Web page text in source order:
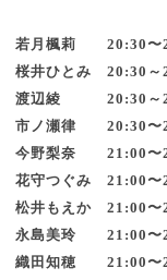
若月楓莉 20:30〜
桜井ひとみ 20:30～
渡辺綾 20:30～
市ノ瀬律 20:30〜
今野梨奈 21:00〜
花守つぐみ 21:00〜
松井もえか 21:00〜
永島美玲 21:00〜
織田知穂 21:00〜